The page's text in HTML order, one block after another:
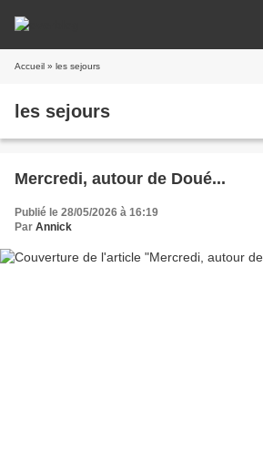
Accueil » les sejours
les sejours
Mercredi, autour de Doué...
Publié le 28/05/2026 à 16:19
Par Annick